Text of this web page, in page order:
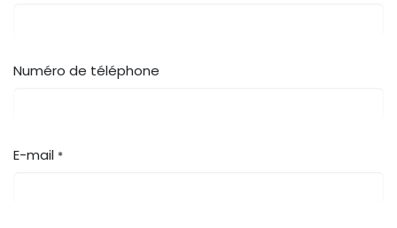
Numéro de téléphone
E-mail *